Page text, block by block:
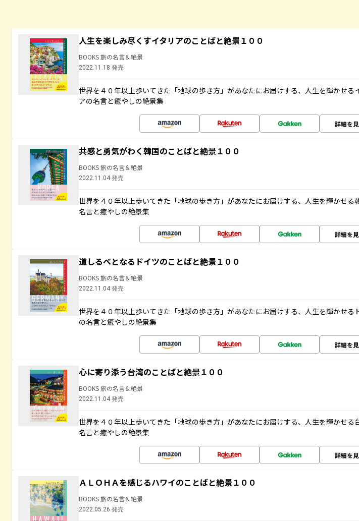
人生を楽しみ尽くすイタリアのことばと絶景１００
BOOKS 旅の名言＆絶景
2022.11.18 発売
世界を４０年以上歩いてきた「地球の歩き方」があなたにお届けする、人生を輝かせる
アの名言と癒やしの絶景集
詳細を
共感と勇気がわく韓国のことばと絶景１００
BOOKS 旅の名言＆絶景
2022.11.04 発売
世界を４０年以上歩いてきた「地球の歩き方」があなたにお届けする、人生を輝かせる
名言と癒やしの絶景集
詳細を
道しるべとなるドイツのことばと絶景１００
BOOKS 旅の名言＆絶景
2022.11.04 発売
世界を４０年以上歩いてきた「地球の歩き方」があなたにお届けする、人生を輝かせる
の名言と癒やしの絶景集
詳細を
心に寄り添う台湾のことばと絶景１００
BOOKS 旅の名言＆絶景
2022.11.04 発売
世界を４０年以上歩いてきた「地球の歩き方」があなたにお届けする、人生を輝かせる
名言と癒やしの絶景集
詳細を
ＡＬＯＨＡを感じるハワイのことばと絶景１００
BOOKS 旅の名言＆絶景
2022.05.26 発売